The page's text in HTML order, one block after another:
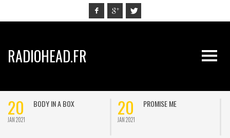
RADIOHEAD.FR
20
JAN 2021
BODY IN A BOX 20
JAN 2021
PROMISE ME